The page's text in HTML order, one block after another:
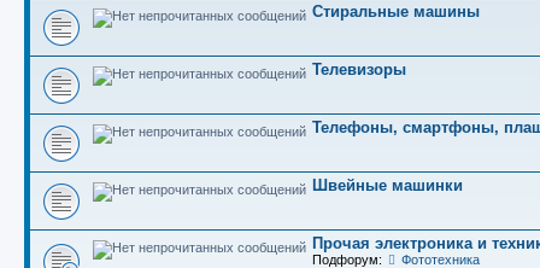
Стиральные машины
Телевизоры
Телефоны, смартфоны,
Швейные машинки
Прочая электроника и
Подфорум: Фототехника